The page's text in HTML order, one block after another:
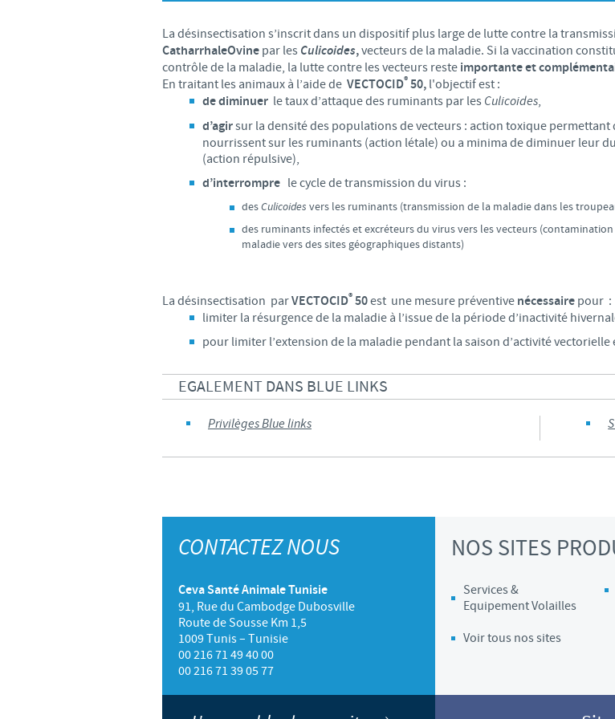
Bulgaria
Canada (EN)
Chile
Colombia
Egypt
Korea
Philippines
Les contraintes réglementaires et les
conséquence, les informations disponibles du
pertinente à l'usage dans votre pays.
SYSTÈME D'ALERTE
La désinsectisation s’inscrit dans un dispositif plus large de lutte contre la
CatharrhaleOvine par les Culicoides,vecteurs de la maladie. Si la vaccination
contrôle de la maladie, la lutte contre les vecteurs reste importante et
En traitant les animaux à l’aide de VECTOCID®50, l'objectif est :
de diminuer le taux d’attaque des ruminants par les Culicoides,
d’agirsur la densité des populations de vecteurs : action toxique permettant
nourrissent sur les ruminants (action létale) ou a minima de diminuer leur
(action répulsive),
d’interrompre le cycle de transmission du virus :
desCulicoides vers les ruminants (transmission de la maladie dans les
des ruminants infectés et excréteurs du virus vers les vecteurs
maladie vers des sites géographiques distants)
La désinsectisation parVECTOCID®50est une mesure préventive nécessaire pour :
limiter la résurgence de la maladie à l’issue de la période d’inactivité
pour limiter l’extension de la maladie pendant la saison d’activité
EGALEMENT DANS BLUE LINKS
Privilèges Blue links
CONTACTEZ NOUS
Ceva Santé Animale Tunisie
91, Rue du Cambodge Dubosville
Route de Sousse Km 1,5
1009 Tunis – Tunisie
00 216 71 49 40 00
00 216 71 39 05 77
NOS SITES
Services &
Equipement Volailles
Voir tous nos sites